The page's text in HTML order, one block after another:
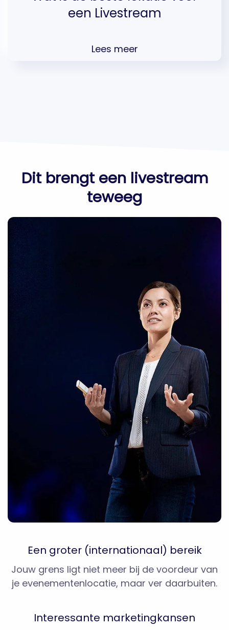
een Livestream
Lees meer
Dit brengt een livestream
teweeg
Een groter (internationaal) bereik
Jouw grens ligt niet meer bij de voordeur van
je evenementenlocatie, maar ver daarbuiten.
Interessante marketingkansen